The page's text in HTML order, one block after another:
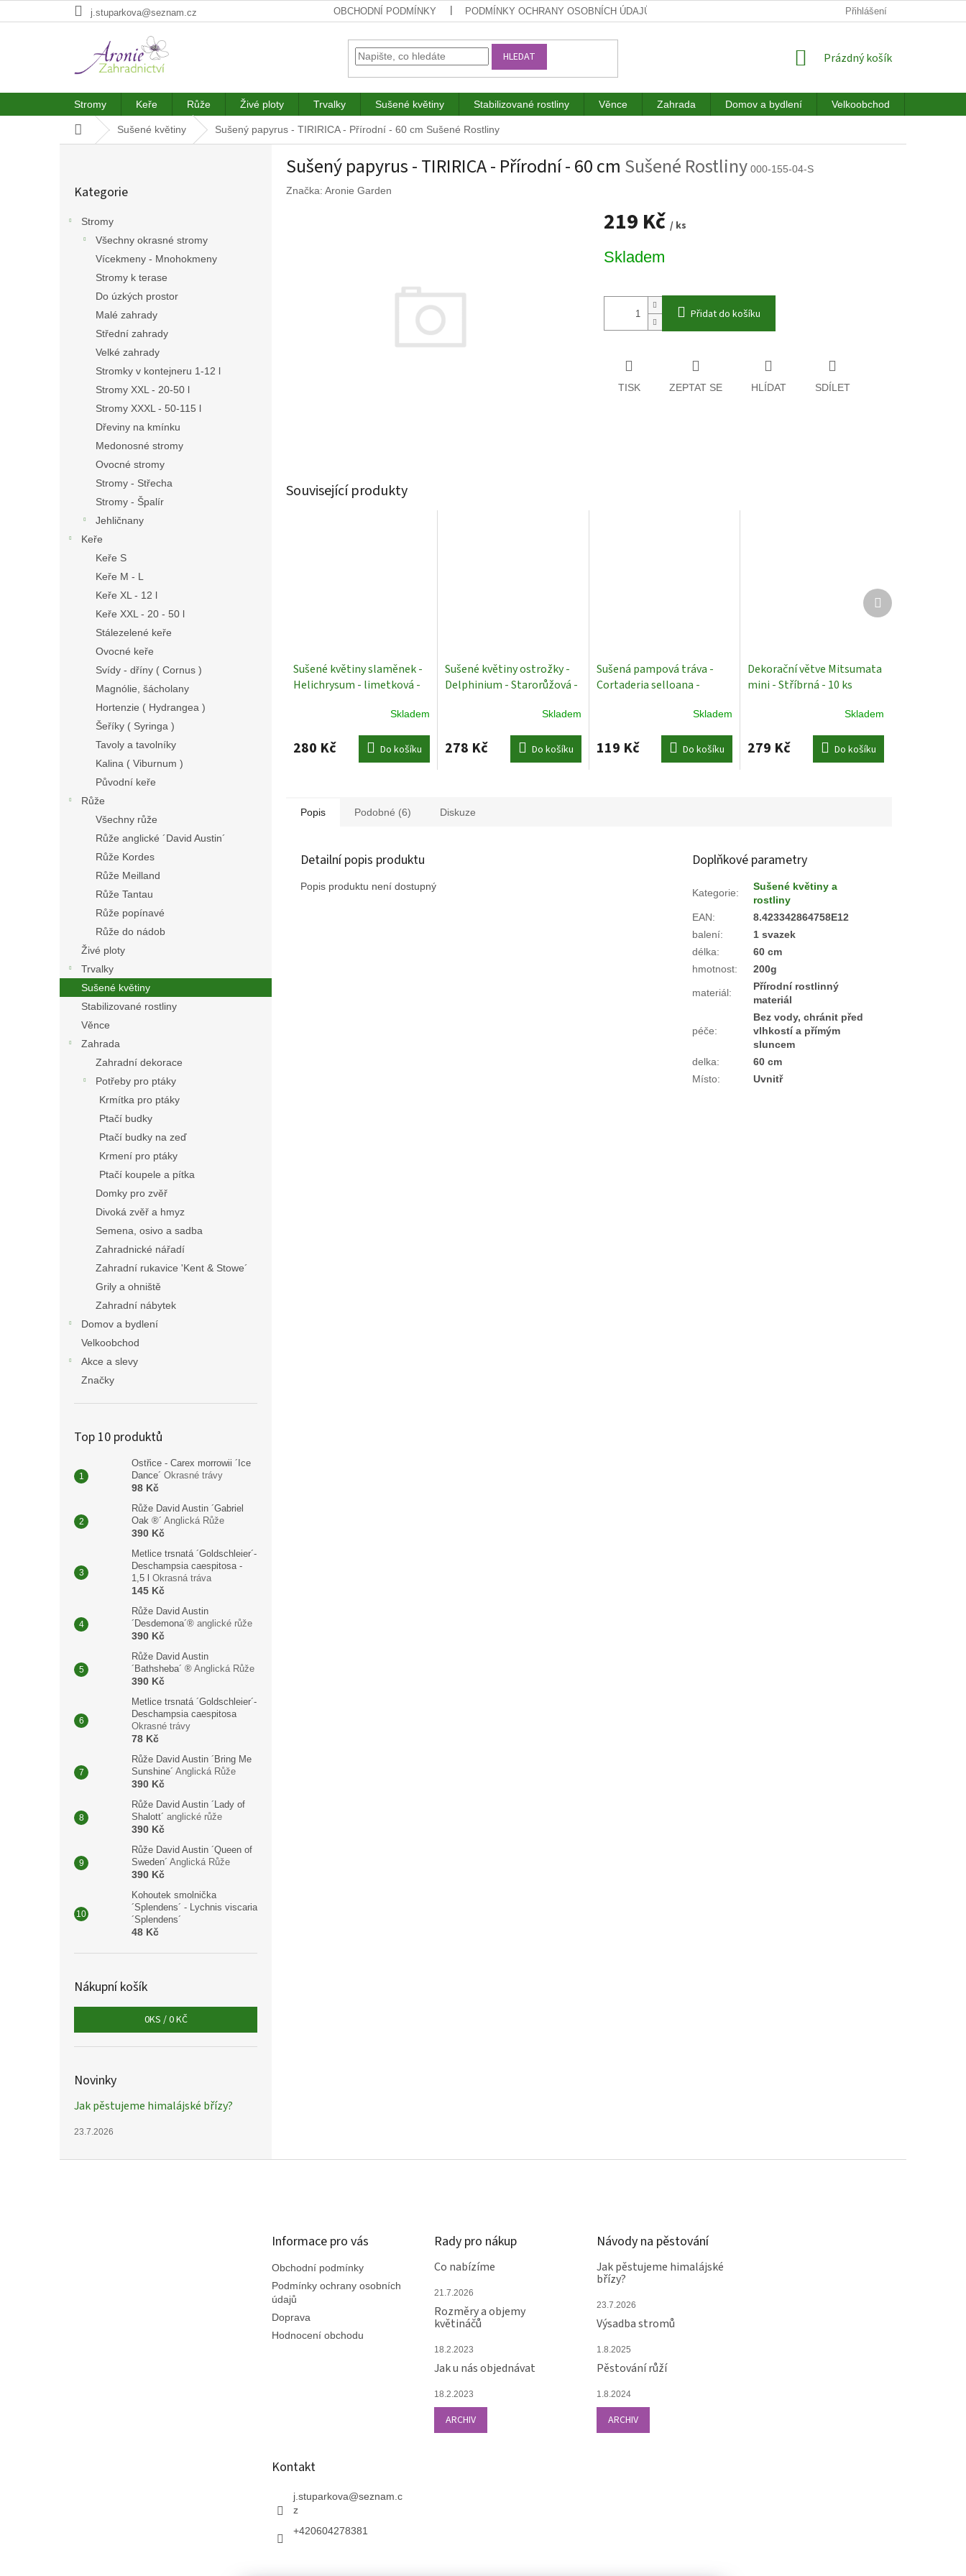
na
j.stuparkova@seznam.cz OBCHODNÍ PODMÍNKY PODMÍNKY OCHRANY OSOBNÍCH ÚDAJŮ HODNOCENÍ OBCHODUPřihlášení
HLEDAT
NÁKUPNÍ
Prázdný košík
Stromy Keře Růže Živé ploty Trvalky Sušené květiny Stabilizované rostliny Věnce Zahrada Domov a bydlení Velkoobchod
Domů Sušené květiny Sušený papyrus - TIRIRICA - Přírodní - 60 cm Sušené Rostliny
kategorie
Kategorie
Stromy
Všechny okrasné stromy
Vícekmeny - Mnohokmeny
Stromy k terase
Do úzkých prostor
Malé zahrady
Střední zahrady
Velké zahrady
Stromky v kontejneru 1-12 l
Stromy XXL - 20-50 l
Stromy XXXL - 50-115 l
Dřeviny na kmínku
Medonosné stromy
Ovocné stromy
Stromy - Střecha
Stromy - Špalír
Jehličnany
Keře
Keře S
Keře M - L
Keře XL - 12 l
Keře XXL - 20 - 50 l
Stálezelené keře
Ovocné keře
Svídy - dříny ( Cornus )
Magnólie, šácholany
Hortenzie ( Hydrangea )
Šeříky ( Syringa )
Tavoly a tavolníky
Kalina ( Viburnum )
Původní keře
Růže
Všechny růže
Růže anglické ´David Austin´
Růže Kordes
Růže Meilland
Růže Tantau
Růže popínavé
Růže do nádob
Živé ploty
Trvalky
Sušené květiny
Stabilizované rostliny
Věnce
Zahrada
Zahradní dekorace
Potřeby pro ptáky
Krmítka pro ptáky
Ptačí budky
Ptačí budky na zeď
Krmení pro ptáky
Ptačí koupele a pítka
Domky pro zvěř
Divoká zvěř a hmyz
Semena, osivo a sadba
Zahradnické nářadí
Zahradní rukavice 'Kent & Stowe´
Grily a ohniště
Zahradní nábytek
Domov a bydlení
Velkoobchod
Akce a slevy
Značky
Top 10 produktů
Ostřice - Carex morrowii ´Ice
Dance´ Okrasné trávy
98 Kč
Růže David Austin ´Gabriel
Oak ®´ Anglická Růže
390 Kč
Metlice trsnatá ´Goldschleier´-
Deschampsia caespitosa -
1,5 l Okrasná tráva
145 Kč
Růže David Austin
´Desdemona´® anglické růže
390 Kč
Růže David Austin
´Bathsheba´ ® Anglická Růže
390 Kč
Metlice trsnatá ´Goldschleier´-
Deschampsia caespitosa
Okrasné trávy
78 Kč
Růže David Austin ´Bring Me
Sunshine´ Anglická Růže
390 Kč
Růže David Austin ´Lady of
Shalott´ anglické růže
390 Kč
Růže David Austin ´Queen of
Sweden´ Anglická Růže
390 Kč
Kohoutek smolnička
´Splendens´ - Lychnis viscaria
´Splendens´
48 Kč
Nákupní košík
0KS /0 KČ
Novinky
Jak pěstujeme himalájské břízy?
23.7.2026
Sušený papyrus - TIRIRICA - Přírodní - 60 cm Sušené Rostliny 000-155-04-S
Značka: Aronie Garden
219 Kč / ks
cena:
Skladem
Přidat do košíku
TISK ZEPTAT SE HLÍDAT SDÍLET
Související produkty
Sušené květiny slaměnek -
Helichrysum - limetková -
Skladem
280 Kč Do košíku
Sušené květiny ostrožky -
Delphinium - Starorůžová -
Skladem
278 Kč Do košíku
Sušená pampová tráva -
Cortaderia selloana -
Skladem
119 Kč Do košíku
Dekorační větve Mitsumata
mini - Stříbrná - 10 ks
Skladem
279 Kč Do košíku
Další
produkt
Popis Podobné (6) Diskuze
Detailní popis produktu
Popis produktu není dostupný
Doplňkové parametry
Kategorie:
Sušené květiny a
rostliny
EAN:
8.423342864758E12
balení:
1 svazek
délka:
60 cm
hmotnost: 200g
materiál:
Přírodní rostlinný
materiál
péče:
Bez vody, chránit před
vlhkostí a přímým
sluncem
delka:
60 cm
Místo: Uvnitř
Informace pro vás
Obchodní podmínky
Podmínky ochrany osobních
údajů
Doprava
Hodnocení obchodu
Rady pro nákup
Co nabízíme
21.7.2026
Rozměry a objemy
květináčů
18.2.2023
Jak u nás objednávat
18.2.2023
ARCHIV
Návody na pěstování
Jak pěstujeme himalájské
břízy?
23.7.2026
Výsadba stromů
1.8.2025
Pěstování růží
1.8.2024
ARCHIV
Kontakt
j.stuparkova@seznam.c
z
+420604278381